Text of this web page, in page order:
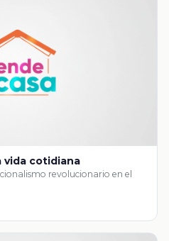
vida cotidiana
revolucionario en el